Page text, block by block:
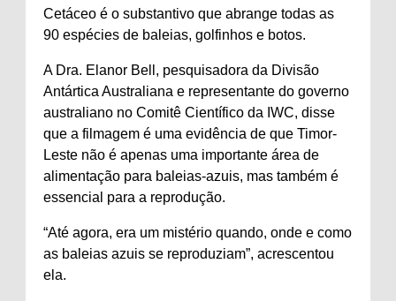
Cetáceo é o substantivo que abrange todas as
90 espécies de baleias, golfinhos e botos.
A Dra. Elanor Bell, pesquisadora da Divisão
Antártica Australiana e representante do governo
australiano no Comitê Científico da IWC, disse
que a filmagem é uma evidência de que Timor-
Leste não é apenas uma importante área de
alimentação para baleias-azuis, mas também é
essencial para a reprodução.
“Até agora, era um mistério quando, onde e como
as baleias azuis se reproduziam”, acrescentou
ela.